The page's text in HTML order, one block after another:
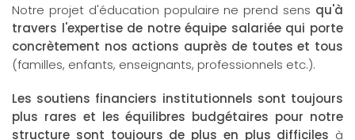
Notre projet d'éducation populaire ne prend sens qu'à
travers l'expertise de notre équipe salariée qui porte
concrètement nos actions auprès de toutes et tous
(familles, enfants, enseignants, professionnels etc.).
Les soutiens financiers institutionnels sont toujours
plus rares et les équilibres budgétaires pour notre
structure sont toujours de plus en plus difficiles à